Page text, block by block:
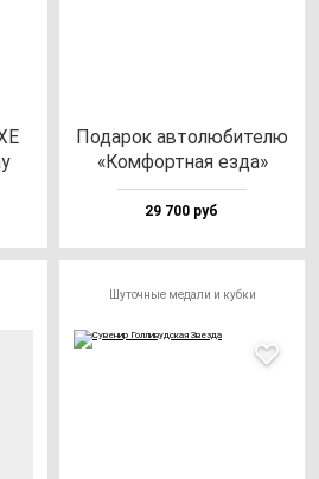
Пода­рок ав­то­лю­би­те­лю
«Ком­фор­тная ез­да»
29 700 руб
Шуточные медали и кубки